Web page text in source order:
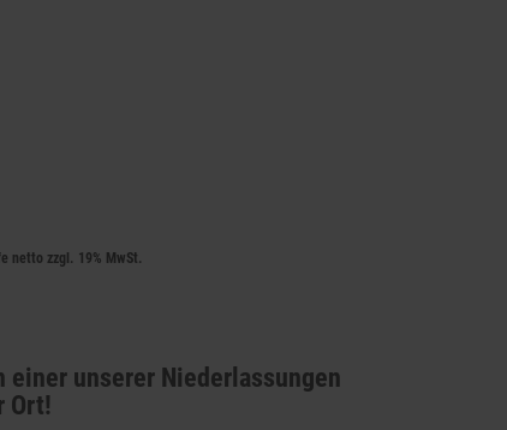
netto zzgl. 19% MwSt.
einer unserer Niederlassungen
Ort!